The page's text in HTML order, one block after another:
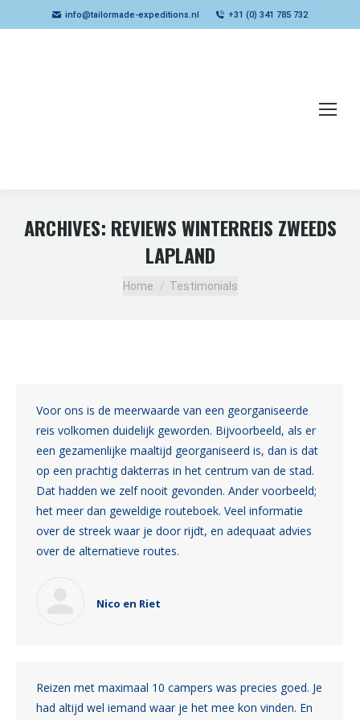
info@tailormade-expeditions.nl +31 (0) 341 785 732
ARCHIVES: REVIEWS WINTERREIS ZWEEDS
LAPLAND
Je bent hier:
Home Testimonials
Voor ons is de meerwaarde van een georganiseerde
reis volkomen duidelijk geworden. Bijvoorbeeld, als er
een gezamenlijke maaltijd georganiseerd is, dan is dat
op een prachtig dakterras in het centrum van de stad.
Dat hadden we zelf nooit gevonden. Ander voorbeeld;
het meer dan geweldige routeboek. Veel informatie
over de streek waar je door rijdt, en adequaat advies
over de alternatieve routes.
Nico en Riet
Reizen met maximaal 10 campers was precies goed. Je
had altijd wel iemand waar je het mee kon vinden. En